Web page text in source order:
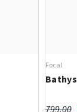
Focal
Bathys